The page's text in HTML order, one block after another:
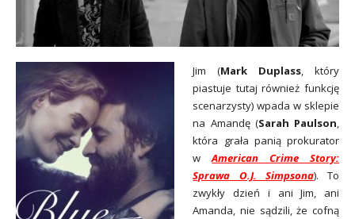
Jim (Mark Duplass, który
piastuje tutaj również funkcję
scenarzysty) wpada w sklepie
na Amandę (Sarah Paulson,
która grała panią prokurator
wAmerican Crime Story:
Sprawa O.J. Simpsona). To
zwykły dzień i ani Jim, ani
Amanda, nie sądzili, że cofną